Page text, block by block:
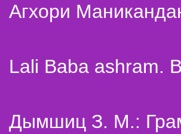
Агхори
Lali Baba ashram.
Дымшиц З. М.: